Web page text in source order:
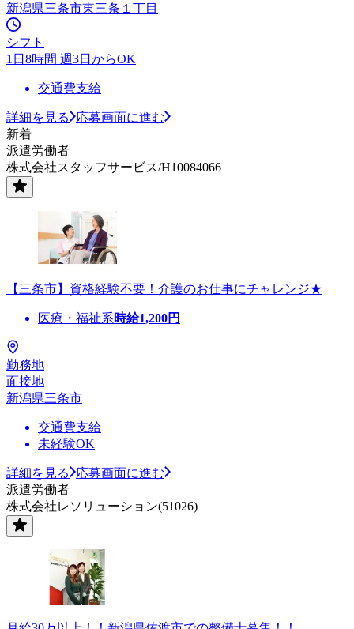
新潟県三条市東三条１丁目
シフト
1日8時間 週3日からOK
交通費支給
詳細を見る
応募画面に進む
新着
派遣労働者
株式会社スタッフサービス/H10084066
【三条市】資格経験不要！介護のお仕事にチャレンジ★
医療・福祉系時給1,200円
勤務地
面接地
新潟県三条市
交通費支給
未経験OK
詳細を見る
応募画面に進む
派遣労働者
株式会社レソリューション(51026)